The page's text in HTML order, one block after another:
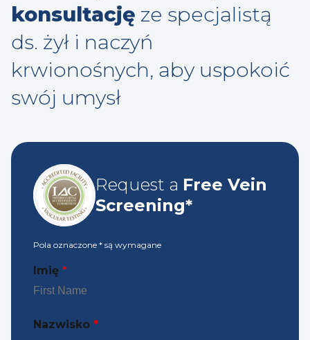
konsultację ze specjalistą
ds. żył i naczyń
krwionośnych, aby uspokoić
swój umysł
Request a Free Vein
Screening*
Pola oznaczone * są wymagane
Imię *
Nazwisko *